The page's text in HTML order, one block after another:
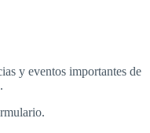
y eventos importantes de